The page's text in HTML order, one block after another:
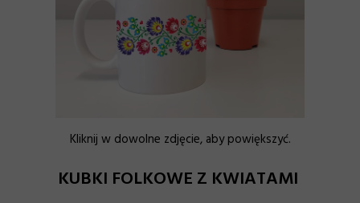
Kliknij w dowolne zdjęcie, aby powiększyć.
KUBKI FOLKOWE Z KWIATAMI